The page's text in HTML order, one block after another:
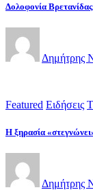
Δολοφονία
Δημήτρης
Featured Ειδήσεις
Η ξηρασία
Δημήτρης